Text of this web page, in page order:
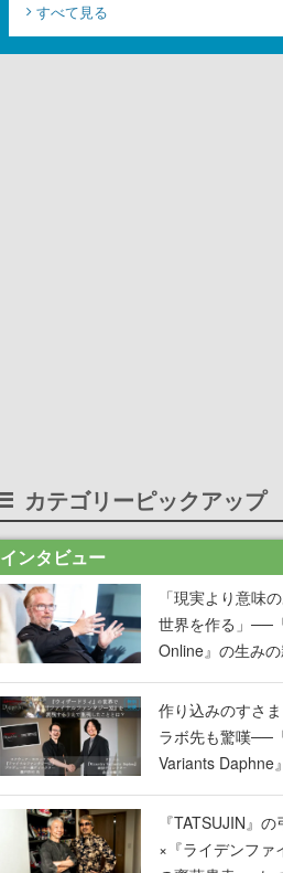
すべて見る
カテゴリーピックアップ
インタビュー
「現実より意味
世界を作る」──
Online』の生み
掲げ続ける”クレ
言”は、比喩では
った
作り込みのすさ
ラボ先も驚嘆──
Variants Daphne』
×『FFXI』コラ
定なのにジョブ
武器も戦闘シス
『TATSUJIN』
×『ライデンファ